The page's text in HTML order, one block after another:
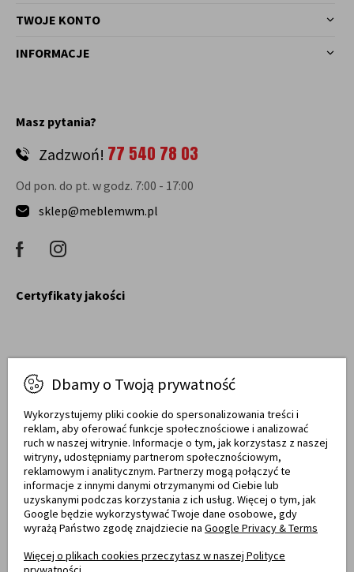
TWOJE KONTO
INFORMACJE
Masz pytania?
Zadzwoń! 77 540 78 03
Od pon. do pt. w godz. 7:00 - 17:00
sklep@meblemwm.pl
Certyfikaty jakości
Raty obsługują
Towary dostarczają
Opinie
Dbamy o Twoją prywatność
Wykorzystujemy pliki cookie do spersonalizowania treści i
reklam, aby oferować funkcje społecznościowe i analizować
ruch w naszej witrynie. Informacje o tym, jak korzystasz z naszej
witryny, udostępniamy partnerom społecznościowym,
reklamowym i analitycznym. Partnerzy mogą połączyć te
informacje z innymi danymi otrzymanymi od Ciebie lub
uzyskanymi podczas korzystania z ich usług. Więcej o tym, jak
Google będzie wykorzystywać Twoje dane osobowe, gdy
wyrażą Państwo zgodę znajdziecie na Google Privacy & Terms
Więcej o plikach cookies przeczytasz w naszej Polityce